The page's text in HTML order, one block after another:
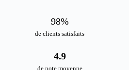
de clients satisfaits
98%
de note moyenne
4.9